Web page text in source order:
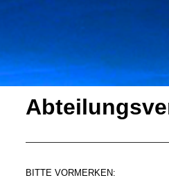
BITTE VORMERKEN: